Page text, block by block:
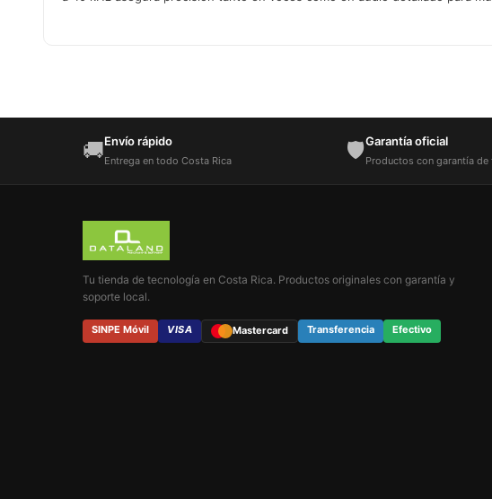
🚚Envío rápido
Entrega en todo Costa Rica 🛡️Garantía oficial
Productos con garantía de
Tu tienda de tecnología en Costa Rica. Productos originales con garantía y
soporte local.
SINPE Móvil VISA Mastercard Transferencia Efectivo